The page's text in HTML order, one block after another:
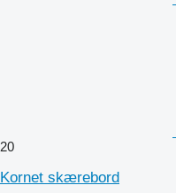
20
Kornet skærebord